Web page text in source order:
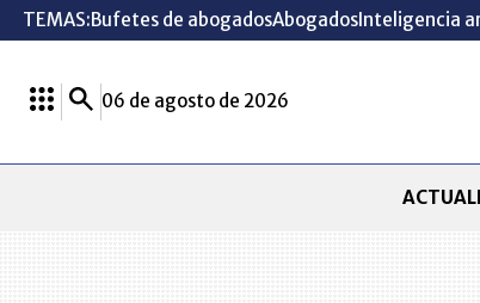
TEMAS:Bufetes de abogadosAbogadosInteligencia
06 de agosto de 2026